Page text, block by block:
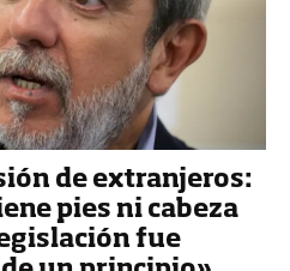
de extranjeros:
pies ni cabeza
fue